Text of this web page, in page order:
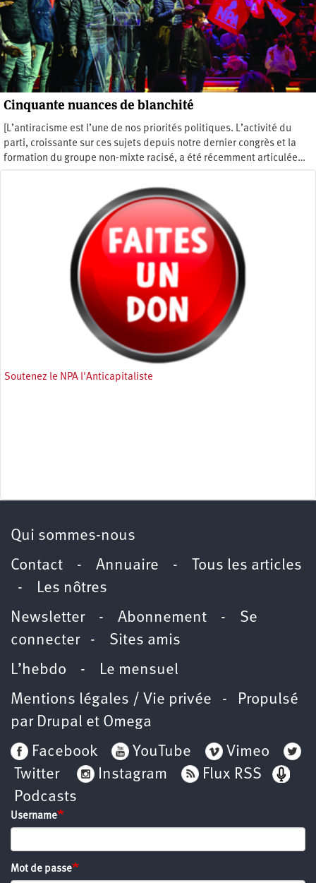
Cinquante nuances de blanchité
[L’antiracisme est l’une de nos priorités politiques. L’activité du
parti, croissante sur ces sujets depuis notre dernier congrès et la
formation du groupe non-mixte racisé, a été récemment articulée…
Soutenez le NPA l'Anticapitaliste
Qui sommes-nous
Contact - Annuaire -
Tous les articles
-
Les nôtres
Newsletter- Abonnement - Se
connecter- Sites amis
L’hebdo -
Le mensuel
Mentions légales / Vie privée - Propulsé
par Drupal et Omega
Facebook
YouTube
Vimeo
Twitter
Instagram
Flux RSS
Podcasts
Username
Mot de passe